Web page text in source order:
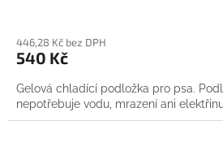
446,28 Kč bez DPH
540 Kč
Gelová chladící podložka pro psa.
nepotřebuje vodu, mrazení ani